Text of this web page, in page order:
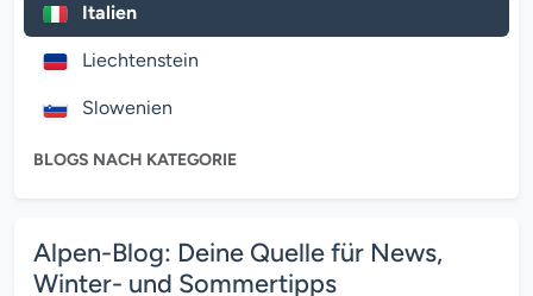
Italien
Liechtenstein
Slowenien
BLOGS NACH KATEGORIE
Alpen-Blog: Deine Quelle für News,
Winter- und Sommertipps